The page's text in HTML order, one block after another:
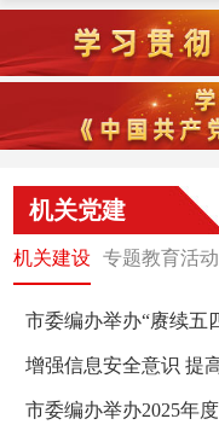
机关党建
机关建设 专题教育活动